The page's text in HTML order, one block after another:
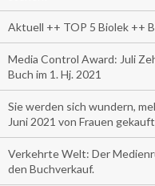
Aktuell ++ TOP 5 Biolek ++
Media Control Award: Juli
Buch im 1. Hj. 2021
Sie werden sich wundern,
Juni 2021 von Frauen gekauft
Verkehrte Welt: Der
den Buchverkauf.